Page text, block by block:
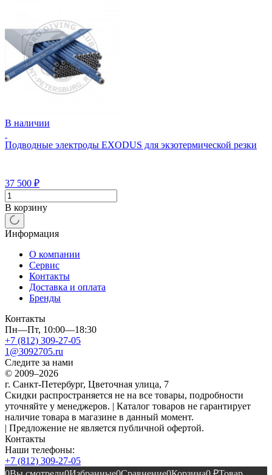
В наличии
Подводные электроды EXODUS для экзотермической резки
37 500 ₽
В корзину
Информация
О компании
Сервис
Контакты
Доставка и оплата
Бренды
Контакты
Пн—Пт, 10:00—18:30
+7 (812) 309-27-05
1@3092705.ru
Следите за нами
© 2009–2026
г. Санкт-Петербург, Цветочная улица, 7
Скидки распространяется не на все товары, подробности
уточняйте у менеджеров. | Каталог товаров не гарантирует
наличие товара в магазине в данный момент.
| Предложение не является публичной офертой.
Контакты
Наши телефоны:
+7 (812) 309-27-05